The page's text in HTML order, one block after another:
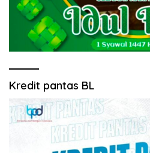
Kredit pantas BL